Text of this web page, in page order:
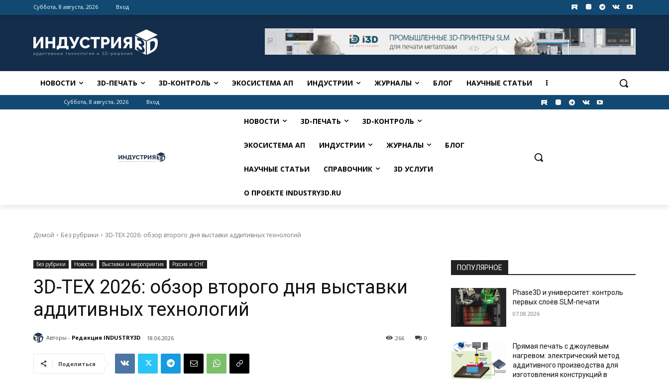
Суббота, 8 августа, 2026 Вход
НОВОСТИ 3D-ПЕЧАТЬ 3D-КОНТРОЛЬ ЭКОСИСТЕМА АП ИНДУСТРИИ ЖУРНАЛЫ БЛОГ НАУЧНЫЕ СТАТЬИ
Суббота, 8 августа, 2026 Вход
НОВОСТИ 3D-ПЕЧАТЬ 3D-КОНТРОЛЬ
ЭКОСИСТЕМА АП ИНДУСТРИИ ЖУРНАЛЫ БЛОГ
НАУЧНЫЕ СТАТЬИ СПРАВОЧНИК 3D УСЛУГИ
О ПРОЕКТЕ INDUSTRY3D.RU
Домой Без рубрики 3D-ТЕХ 2026: обзор второго дня выставки аддитивных технологий
Без рубрики Новости Выставки и мероприятия Россия и СНГ
3D-ТЕХ 2026: обзор второго дня выставки
аддитивных технологий
Авторы - Редакция INDUSTRY3D 18.06.2026 0
266
Поделиться
ПОПУЛЯРНОЕ
Phase3D и университет: контроль
первых слоёв SLM-печати
07.08.2026
Прямая печать с джоулевым
нагревом: электрический метод
аддитивного производства для
изготовления конструкций в